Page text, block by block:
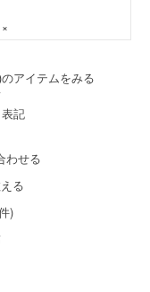
記
わせる
る
)
×
アイテムをみる